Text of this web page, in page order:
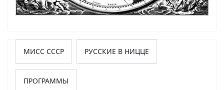
МИСС СССР РУССКИЕ В НИЦЦЕ
ПРОГРАММЫ